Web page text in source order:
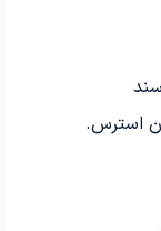
استرس.